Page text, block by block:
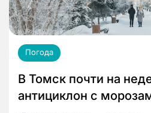
Погода
В Томск почти на
антициклон с